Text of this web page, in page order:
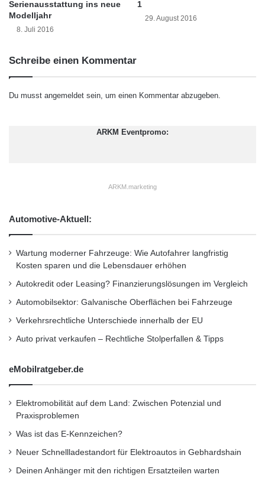
g
n
3
m
d
o
Serienausstattung ins neue
Modelljahr
8. Juli 2016
1
29. August 2016
Schreibe einen Kommentar
Du musst angemeldet sein, um einen Kommentar abzugeben.
ARKM Eventpromo:
ARKM.marketing
Automotive-Aktuell:
Wartung moderner Fahrzeuge: Wie Autofahrer langfristig
Kosten sparen und die Lebensdauer erhöhen
Autokredit oder Leasing? Finanzierungslösungen im Vergleich
Automobilsektor: Galvanische Oberflächen bei Fahrzeuge
Verkehrsrechtliche Unterschiede innerhalb der EU
Auto privat verkaufen – Rechtliche Stolperfallen & Tipps
eMobilratgeber.de
Elektromobilität auf dem Land: Zwischen Potenzial und
Praxisproblemen
Was ist das E-Kennzeichen?
Neuer Schnellladestandort für Elektroautos in Gebhardshain
Deinen Anhänger mit den richtigen Ersatzteilen warten